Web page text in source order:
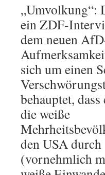
„Umvolkung“:
ein ZDF-
dem neuen
sich um einen
behauptet,
die weiße
den USA durch
(vornehmlich